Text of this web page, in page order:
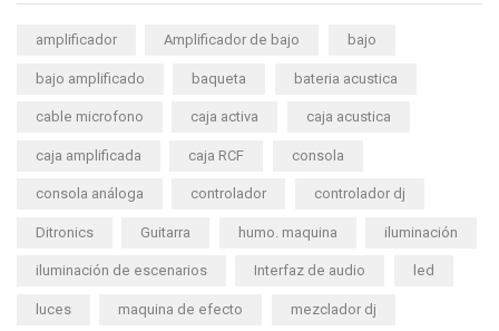
amplificador Amplificador de bajo bajo
bajo amplificado baqueta bateria acustica
cable microfono caja activa caja acustica
caja amplificada caja RCF consola
consola análoga controlador controlador dj
Ditronics Guitarra humo. maquina iluminación
iluminación de escenarios Interfaz de audio led
luces maquina de efecto mezclador dj